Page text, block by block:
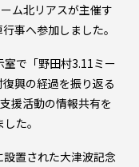
ム北リアスが主催す
事へ参加しました。
で「野田村3.11ミー
興の経過を振り返る
援活動の情報共有を
た。
置された大津波記念